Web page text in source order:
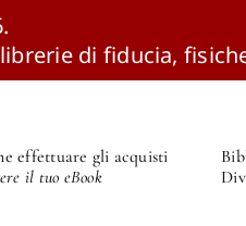
di fiducia,
effettuare gli acquisti
il tuo eBook